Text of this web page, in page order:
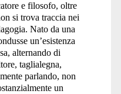
e filosofo, oltre
si trova traccia nei
Nato da una
un’esistenza
alternando di
taglialegna,
parlando, non
un